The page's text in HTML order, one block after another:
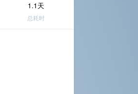
1.1天
总耗时